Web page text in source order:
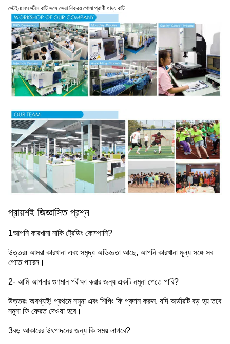
স্টেইনলেস স্টীল বাটি সঙ্গে সেরা বিক্রয় পোষা প্রাণী খাদ্য বাটি
প্রায়শই জিজ্ঞাসিত প্রশ্ন
1আপনি কারখানা নাকি ট্রেডিং কোম্পানি?
উত্তরঃ আমরা কারখানা এবং সমৃদ্ধ অভিজ্ঞতা আছে, আপনি কারখানা মূল্য সঙ্গে সব
পেতে পারেন।
2- আমি আপনার গুণমান পরীক্ষা করার জন্য একটি নমুনা পেতে পারি?
উত্তরঃ অবশ্যই! প্রথমে নমুনা এবং শিপিং ফি প্রদান করুন, যদি অর্ডারটি বড় হয় তবে
নমুনা ফি ফেরত দেওয়া হবে।
3বড় আকারের উৎপাদনের জন্য কি সময় লাগবে?